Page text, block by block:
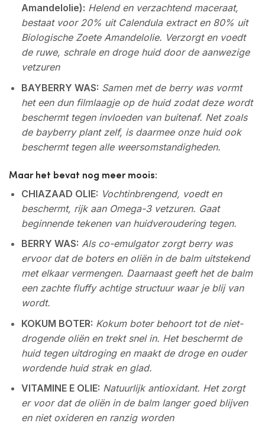
Amandelolie): Helend en verzachtend maceraat,
bestaat voor 20% uit Calendula extract en 80% uit
Biologische Zoete Amandelolie. Verzorgt en voedt
de ruwe, schrale en droge huid door de aanwezige
vetzuren
BAYBERRY WAS: Samen met de berry was vormt
het een dun filmlaagje op de huid zodat deze wordt
beschermt tegen invloeden van buitenaf. Net zoals
de bayberry plant zelf, is daarmee onze huid ook
beschermt tegen alle weersomstandigheden.
Maar het bevat nog meer moois:
CHIAZAAD OLIE: Vochtinbrengend, voedt en
beschermt, rijk aan Omega-3 vetzuren. Gaat
beginnende tekenen van huidveroudering tegen.
BERRY WAS: Als co-emulgator zorgt berry was
ervoor dat de boters en oliën in de balm uitstekend
met elkaar vermengen. Daarnaast geeft het de balm
een zachte fluffy achtige structuur waar je blij van
wordt.
KOKUM BOTER: Kokum boter behoort tot de niet-
drogende oliën en trekt snel in. Het beschermt de
huid tegen uitdroging en maakt de droge en ouder
wordende huid strak en glad.
VITAMINE E OLIE: Natuurlijk antioxidant. Het zorgt
er voor dat de oliën in de balm langer goed blijven
en niet oxideren en ranzig worden